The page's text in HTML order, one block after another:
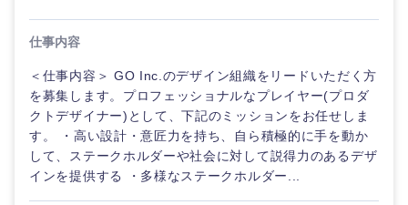
仕事内容
＜仕事内容＞ GO Inc.のデザイン組織をリードいただく方
を募集します。プロフェッショナルなプレイヤー(プロダ
クトデザイナー)として、下記のミッションをお任せしま
す。 ・高い設計・意匠力を持ち、自ら積極的に手を動か
して、ステークホルダーや社会に対して説得力のあるデザ
インを提供する ・多様なステークホルダー...